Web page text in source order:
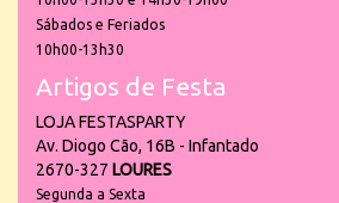
Sábados e Feriados
10h00-13h30
Artigos de Festa
LOJA FESTASPARTY
Av. Diogo Cão, 16B - Infantado
2670-327 LOURES
Segunda a Sexta